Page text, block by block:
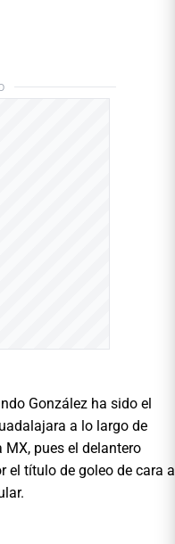
González ha sido el
a lo largo de
pues el delantero
el título de goleo de cara a